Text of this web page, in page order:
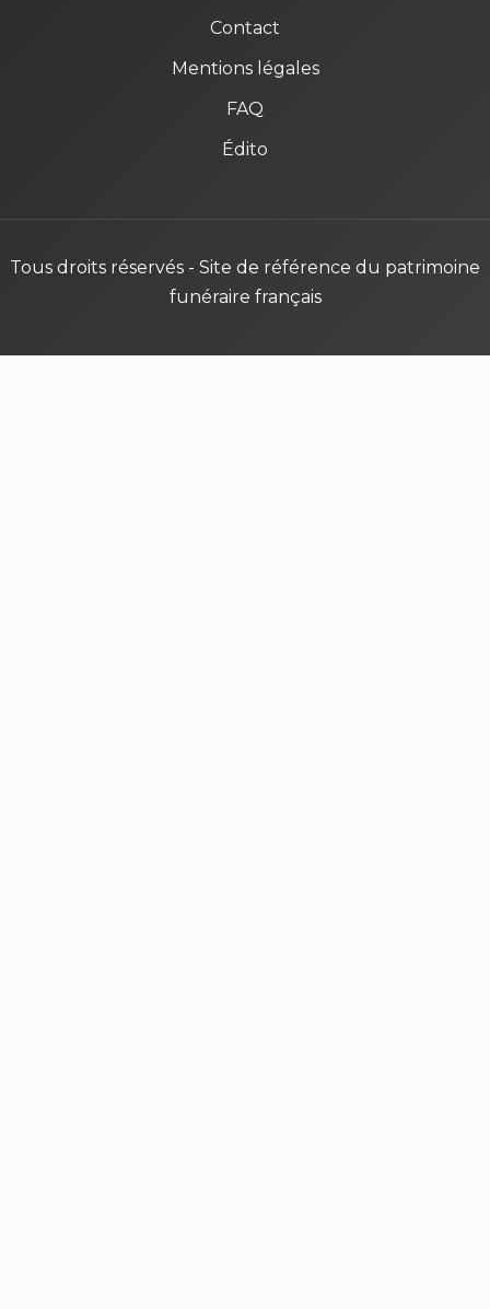
Contact
Mentions légales
FAQ
Édito
Tous droits réservés - Site de référence du patrimoine
funéraire français